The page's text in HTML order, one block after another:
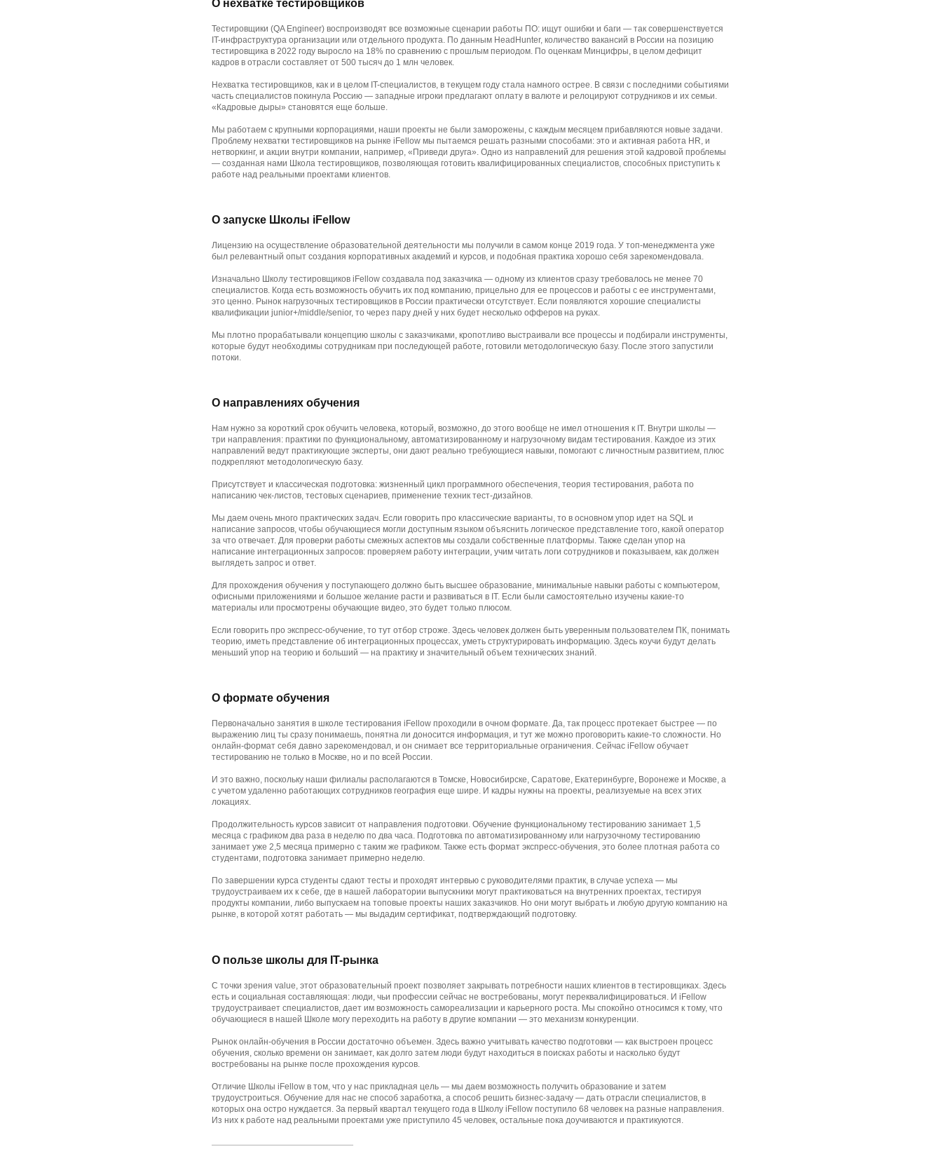
О нехватке тестировщиков
Тестировщики (QA Engineer) воспроизводят все возможные сценарии работы ПО: ищут ошибки и баги — так совершенствуется
IT-инфраструктура организации или отдельного продукта. По данным HeadHunter, количество вакансий в России на позицию
тестировщика в 2022 году выросло на 18% по сравнению с прошлым периодом. По оценкам Минцифры, в целом дефицит
кадров в отрасли составляет от 500 тысяч до 1 млн человек.
Нехватка тестировщиков, как и в целом IT-специалистов, в текущем году стала намного острее. В связи с последними событиями
часть специалистов покинула Россию — западные игроки предлагают оплату в валюте и релоцируют сотрудников и их семьи.
«Кадровые дыры» становятся еще больше.
Мы работаем с крупными корпорациями, наши проекты не были заморожены, с каждым месяцем прибавляются новые задачи.
Проблему нехватки тестировщиков на рынке iFellow мы пытаемся решать разными способами: это и активная работа HR, и
нетворкинг, и акции внутри компании, например, «Приведи друга». Одно из направлений для решения этой кадровой проблемы
— созданная нами Школа тестировщиков, позволяющая готовить квалифицированных специалистов, способных приступить к
работе над реальными проектами клиентов.
О запуске Школы iFellow
Лицензию на осуществление образовательной деятельности мы получили в самом конце 2019 года. У топ-менеджмента уже
был релевантный опыт создания корпоративных академий и курсов, и подобная практика хорошо себя зарекомендовала.
Изначально Школу тестировщиков iFellow создавала под заказчика — одному из клиентов сразу требовалось не менее 70
специалистов. Когда есть возможность обучить их под компанию, прицельно для ее процессов и работы с ее инструментами,
это ценно. Рынок нагрузочных тестировщиков в России практически отсутствует. Если появляются хорошие специалисты
квалификации junior+/middle/senior, то через пару дней у них будет несколько офферов на руках.
Мы плотно прорабатывали концепцию школы с заказчиками, кропотливо выстраивали все процессы и подбирали инструменты,
которые будут необходимы сотрудникам при последующей работе, готовили методологическую базу. После этого запустили
потоки.
О направлениях обучения
Нам нужно за короткий срок обучить человека, который, возможно, до этого вообще не имел отношения к IT. Внутри школы —
три направления: практики по функциональному, автоматизированному и нагрузочному видам тестирования. Каждое из этих
направлений ведут практикующие эксперты, они дают реально требующиеся навыки, помогают с личностным развитием, плюс
подкрепляют методологическую базу.
Присутствует и классическая подготовка: жизненный цикл программного обеспечения, теория тестирования, работа по
написанию чек-листов, тестовых сценариев, применение техник тест-дизайнов.
Мы даем очень много практических задач. Если говорить про классические варианты, то в основном упор идет на SQL и
написание запросов, чтобы обучающиеся могли доступным языком объяснить логическое представление того, какой оператор
за что отвечает. Для проверки работы смежных аспектов мы создали собственные платформы. Также сделан упор на
написание интеграционных запросов: проверяем работу интеграции, учим читать логи сотрудников и показываем, как должен
выглядеть запрос и ответ.
Для прохождения обучения у поступающего должно быть высшее образование, минимальные навыки работы с компьютером,
офисными приложениями и большое желание расти и развиваться в IT. Если были самостоятельно изучены какие-то
материалы или просмотрены обучающие видео, это будет только плюсом.
Если говорить про экспресс-обучение, то тут отбор строже. Здесь человек должен быть уверенным пользователем ПК, понимать
теорию, иметь представление об интеграционных процессах, уметь структурировать информацию. Здесь коучи будут делать
меньший упор на теорию и больший — на практику и значительный объем технических знаний.
О формате обучения
Первоначально занятия в школе тестирования iFellow проходили в очном формате. Да, так процесс протекает быстрее — по
выражению лиц ты сразу понимаешь, понятна ли доносится информация, и тут же можно проговорить какие-то сложности. Но
онлайн-формат себя давно зарекомендовал, и он снимает все территориальные ограничения. Сейчас iFellow обучает
тестированию не только в Москве, но и по всей России.
И это важно, поскольку наши филиалы располагаются в Томске, Новосибирске, Саратове, Екатеринбурге, Воронеже и Москве, а
с учетом удаленно работающих сотрудников география еще шире. И кадры нужны на проекты, реализуемые на всех этих
локациях.
Продолжительность курсов зависит от направления подготовки. Обучение функциональному тестированию занимает 1,5
месяца с графиком два раза в неделю по два часа. Подготовка по автоматизированному или нагрузочному тестированию
занимает уже 2,5 месяца примерно с таким же графиком. Также есть формат экспресс-обучения, это более плотная работа со
студентами, подготовка занимает примерно неделю.
По завершении курса студенты сдают тесты и проходят интервью с руководителями практик, в случае успеха — мы
трудоустраиваем их к себе, где в нашей лаборатории выпускники могут практиковаться на внутренних проектах, тестируя
продукты компании, либо выпускаем на топовые проекты наших заказчиков. Но они могут выбрать и любую другую компанию на
рынке, в которой хотят работать — мы выдадим сертификат, подтверждающий подготовку.
О пользе школы для IT-рынка
С точки зрения value, этот образовательный проект позволяет закрывать потребности наших клиентов в тестировщиках. Здесь
есть и социальная составляющая: люди, чьи профессии сейчас не востребованы, могут переквалифицироваться. И iFellow
трудоустраивает специалистов, дает им возможность самореализации и карьерного роста. Мы спокойно относимся к тому, что
обучающиеся в нашей Школе могу переходить на работу в другие компании — это механизм конкуренции.
Рынок онлайн-обучения в России достаточно объемен. Здесь важно учитывать качество подготовки — как выстроен процесс
обучения, сколько времени он занимает, как долго затем люди будут находиться в поисках работы и насколько будут
востребованы на рынке после прохождения курсов.
Отличие Школы iFellow в том, что у нас прикладная цель — мы даем возможность получить образование и затем
трудоустроиться. Обучение для нас не способ заработка, а способ решить бизнес-задачу — дать отрасли специалистов, в
которых она остро нуждается. За первый квартал текущего года в Школу iFellow поступило 68 человек на разные направления.
Из них к работе над реальными проектами уже приступило 45 человек, остальные пока доучиваются и практикуются.